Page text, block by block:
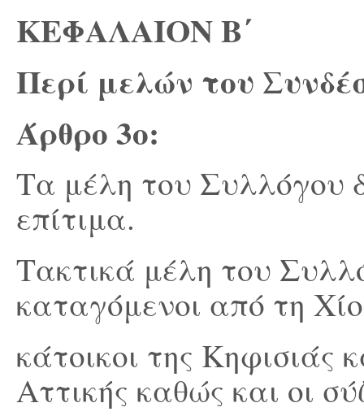
ΚΕΦΑΛΑΙΟΝ Β΄
Περί μελών του
Άρθρο 3ο:
Τα μέλη του Συλλόγου
επίτιμα.
Τακτικά μέλη του
καταγόμενοι από τη
κάτοικοι της Κηφισιάς
Αττικής καθώς και οι